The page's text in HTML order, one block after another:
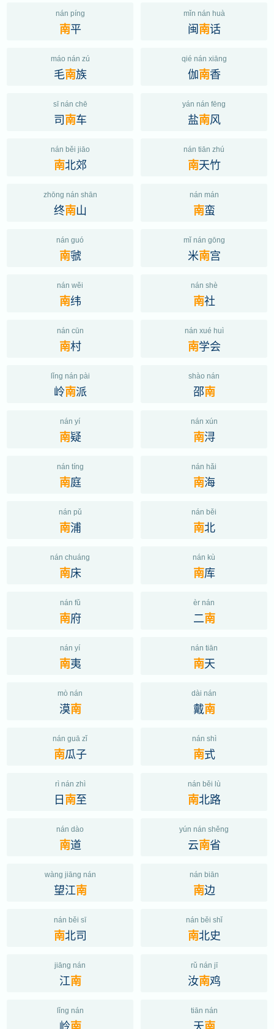
nán píng
南平
mǐn nán huà
闽南话
máo nán zú
毛南族
qié nán xiāng
伽南香
sī nán chē
司南车
yán nán fēng
盐南风
nán běi jiāo
南北郊
nán tiān zhú
南天竹
zhōng nán shān
终南山
nán mán
南蛮
nán guó
南虢
mǐ nán gōng
米南宫
nán wěi
南纬
nán shè
南社
nán cūn
南村
nán xué huì
南学会
lǐng nán pài
岭南派
shào nán
邵南
nán yí
南疑
nán xún
南浔
nán tíng
南庭
nán hǎi
南海
nán pǔ
南浦
nán běi
南北
nán chuáng
南床
nán kù
南库
nán fǔ
南府
èr nán
二南
nán yí
南夷
nán tiān
南天
mò nán
漠南
dài nán
戴南
nán guā zǐ
南瓜子
nán shì
南式
rì nán zhì
日南至
nán běi lù
南北路
nán dào
南道
yún nán shěng
云南省
wàng jiāng nán
望江南
nán biān
南边
nán běi sī
南北司
nán běi shǐ
南北史
jiāng nán
江南
rǔ nán jī
汝南鸡
lǐng nán
岭
tiān nán
天